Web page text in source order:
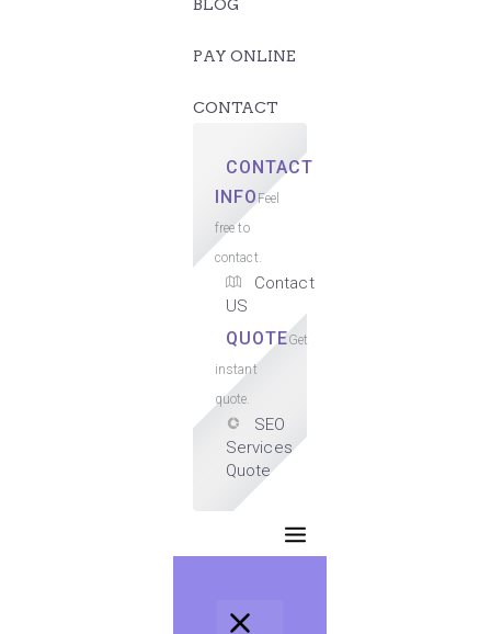
BLOG
PAY ONLINE
CONTACT
CONTACT
INFOFeel
free to
contact.
Contact
US
QUOTEGet
instant
quote.
SEO
Services
Quote